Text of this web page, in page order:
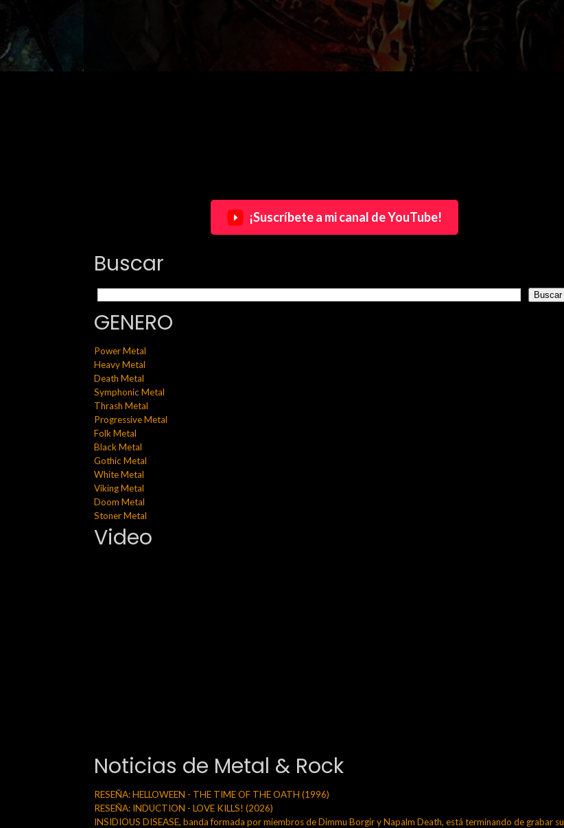
¡Suscríbete a mi canal de YouTube!
Buscar
GENERO
Power Metal
Heavy Metal
Death Metal
Symphonic Metal
Thrash Metal
Progressive Metal
Folk Metal
Black Metal
Gothic Metal
White Metal
Viking Metal
Doom Metal
Stoner Metal
Video
Noticias de Metal & Rock
RESEÑA: HELLOWEEN - THE TIME OF THE OATH (1996)
RESEÑA: INDUCTION - LOVE KILLS! (2026)
INSIDIOUS DISEASE, banda formada por miembros de Dimmu Borgir y Napalm Death, está terminando de grabar su